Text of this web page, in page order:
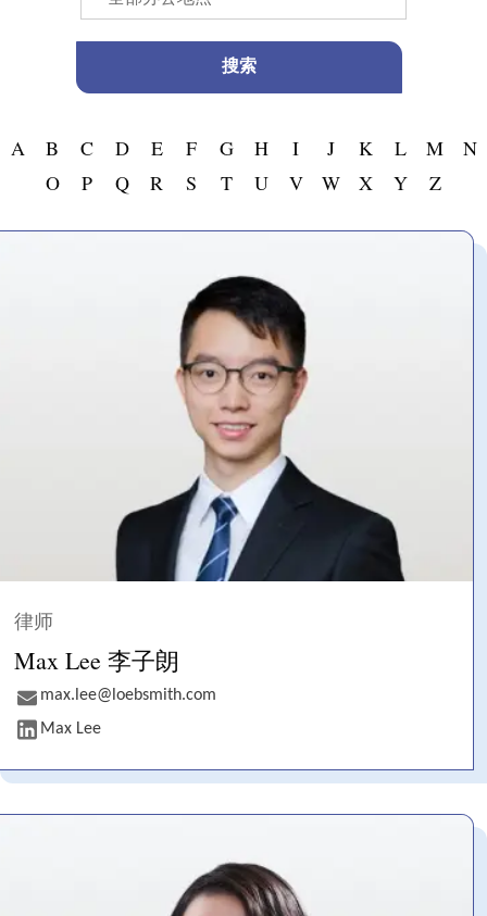
A B C D E F G H I J K L M
N
O
P Q R S T U V W X Y Z
律师
Max Lee 李子朗
max.lee@loebsmith.com
Max Lee